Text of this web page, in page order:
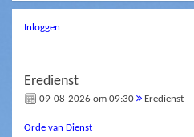
Inloggen
Eredienst
09-08-2026 om 09:30 Eredienst
Orde van Dienst